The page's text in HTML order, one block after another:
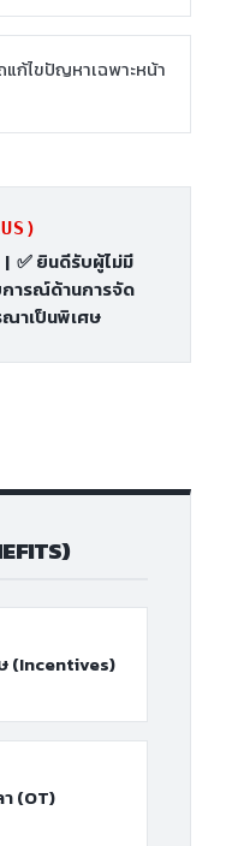
แก้ไขปัญหาเฉพาะหน้า
✅ ยินดีรับผู้ไม่มี
ารณ์ด้านการจัด
ณาเป็นพิเศษ
(Incentives)
(OT)